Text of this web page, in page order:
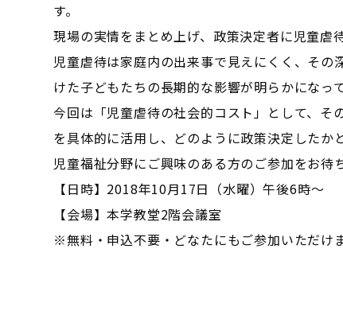
す。
現場の実情をまとめ上げ、政策決定者に児童虐
児童虐待は家庭内の出来事で見えにくく、そ
けた子どもたちの長期的な影響が明らかになっ
今回は「児童虐待の社会的コスト」として、
を具体的に活用し、どのように政策決定したか
児童福祉分野にご興味のある方のご参加をお待
【日時】2018年10月17日（水曜）午後6時～
【会場】本学教堂2階会議室
※無料・申込不要・どなたにもご参加いただけま